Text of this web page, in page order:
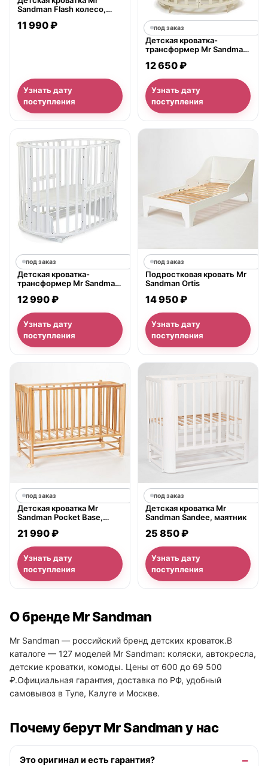
Sandman Flash колесо,
11 990 ₽
Узнать дату
поступления
под заказ
Детская кроватка-
трансформер Mr Sandman
1 с универсальным,
12 650 ₽
Узнать дату
поступления
под заказ
Детская кроватка-
трансформер Mr Sandman
маятник
12 990 ₽
Узнать дату
поступления
под заказ
Подростковая кровать Mr
Sandman Ortis
14 950 ₽
Узнать дату
поступления
под заказ
Детская кроватка Mr
Sandman Pocket Base,
21 990 ₽
Узнать дату
поступления
под заказ
Детская кроватка Mr
Sandman Sandee, маятник
25 850 ₽
Узнать дату
поступления
О бренде Mr Sandman
Mr Sandman — российский бренд детских кроваток.В
каталоге — 127 моделей Mr Sandman: коляски, автокресла,
детские кроватки, комоды. Цены от 600 до 69 500
₽.Официальная гарантия, доставка по РФ, удобный
самовывоз в Туле, Калуге и Москве.
Почему берут Mr Sandman у нас
Это оригинал и есть гарантия?